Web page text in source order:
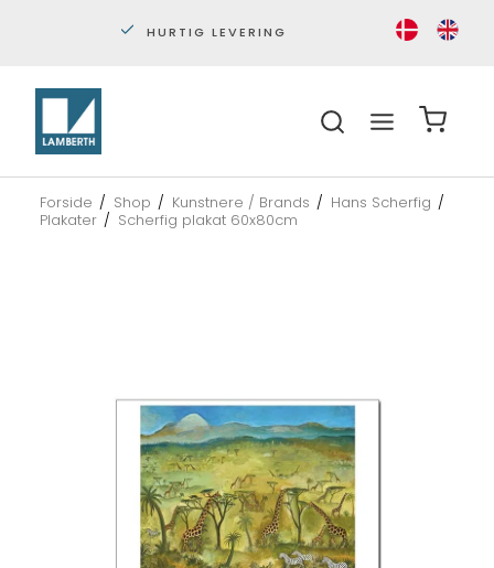
PERSONLIG KUNDESERVICE
Forside / Shop / Kunstnere / Brands / Hans Scherfig /
Plakater / Scherfig plakat 60x80cm